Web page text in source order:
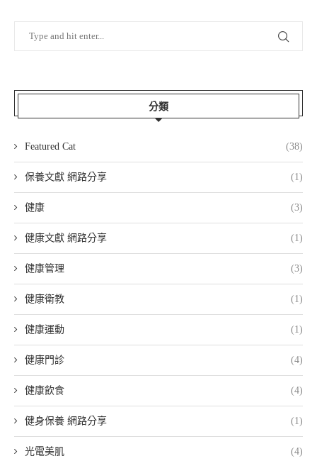
分類
Featured Cat (38)
保養文獻 網路分享 (1)
健康 (3)
健康文獻 網路分享 (1)
健康管理 (3)
健康衛教 (1)
健康運動 (1)
健康門診 (4)
健康飲食 (4)
健身保養 網路分享 (1)
光電美肌 (4)